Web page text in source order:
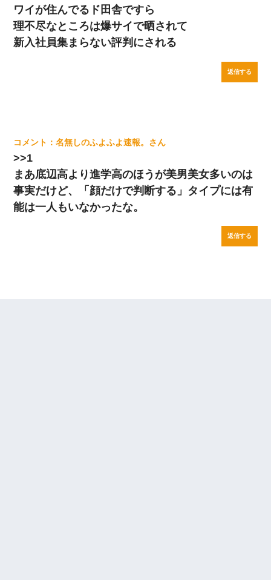
ワイが住んでるド田舎ですら
理不尽なところは爆サイで晒されて
新入社員集まらない評判にされる
返信する
名無しのふよふよ速報。
>>1
まあ底辺高より進学高のほうが美男美女多いのは
事実だけど、「顔だけで判断する」タイプには有
能は一人もいなかったな。
返信する